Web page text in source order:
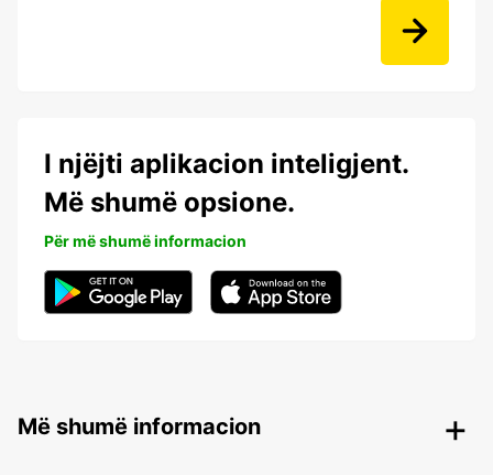
I njëjti aplikacion inteligjent.
Më shumë opsione.
Për më shumë informacion
Më shumë informacion